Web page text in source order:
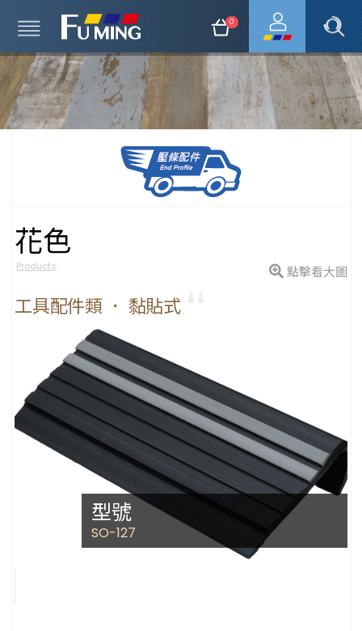
0
花色
Products
工具配件類 ． 黏貼式
點擊看大圖
型號
SO-127